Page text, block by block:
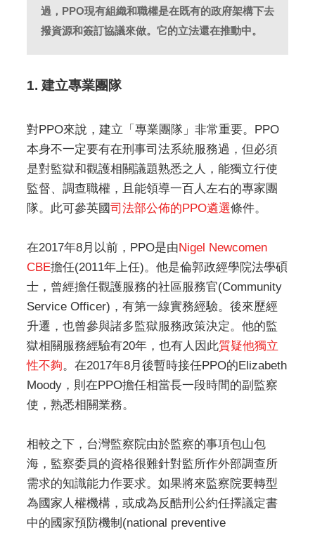
過，PPO現有組織和職權是在既有的政府架構下去
撥資源和簽訂協議來做。它的立法還在推動中。
1. 建立專業團隊
對PPO來說，建立「專業團隊」非常重要。PPO
本身不一定要有在刑事司法系統服務過，但必須
是對監獄和觀護相關議題熟悉之人，能獨立行使
監督、調查職權，且能領導一百人左右的專家團
隊。此可參英國司法部公佈的PPO遴選條件。
在2017年8月以前，PPO是由Nigel Newcomen
CBE擔任(2011年上任)。他是倫郭政經學院法學碩
士，曾經擔任觀護服務的社區服務官(Community
Service Officer)，有第一線實務經驗。後來歷經
升遷，也曾參與諸多監獄服務政策決定。他的監
獄相關服務經驗有20年，也有人因此質疑他獨立
性不夠。在2017年8月後暫時接任PPO的Elizabeth
Moody，則在PPO擔任相當長一段時間的副監察
使，熟悉相關業務。
相較之下，台灣監察院由於監察的事項包山包
海，監察委員的資格很難針對監所作外部調查所
需求的知識能力作要求。如果將來監察院要轉型
為國家人權機構，或成為反酷刑公約任擇議定書
中的國家預防機制(national preventive